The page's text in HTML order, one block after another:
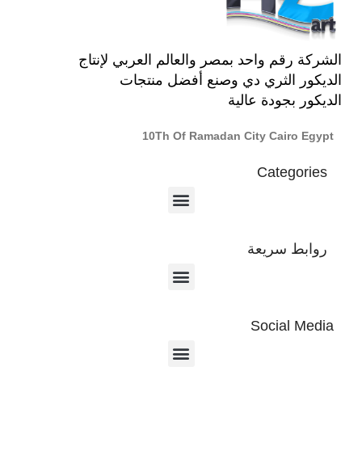
الشركة رقم واحد بمصر والعالم العربي لإنتاج
الديكور الثري دي وصنع أفضل منتجات
الديكور بجودة عالية
10Th Of Ramadan City Cairo Egypt
Categories
روابط سريعة
Social Media